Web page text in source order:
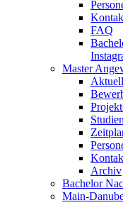
FAQ
Master
Archiv
Bachelor
Main-